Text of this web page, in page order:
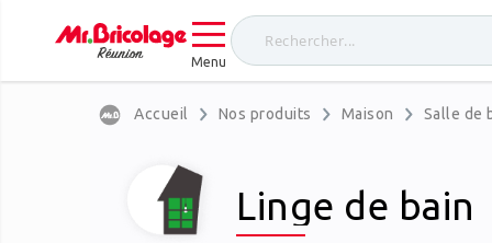
Menu
Accueil Nos produits Maison Salle de
Linge de bain